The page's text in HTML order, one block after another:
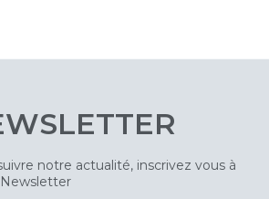
notre actualité, inscrivez vous à